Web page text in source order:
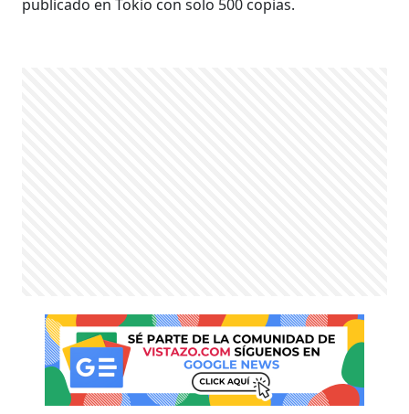
publicado en Tokio con solo 500 copias.